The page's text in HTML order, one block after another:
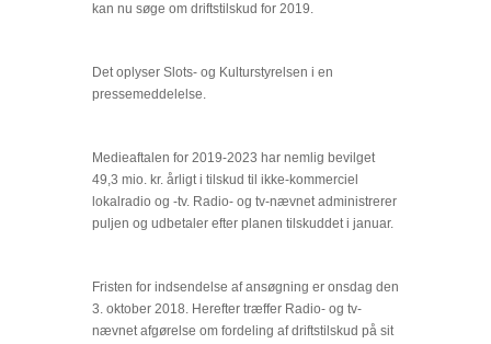
kan nu søge om driftstilskud for 2019.
Det oplyser Slots- og Kulturstyrelsen i en
pressemeddelelse.
Medieaftalen for 2019-2023 har nemlig bevilget
49,3 mio. kr. årligt i tilskud til ikke-kommerciel
lokalradio og -tv. Radio- og tv-nævnet administrerer
puljen og udbetaler efter planen tilskuddet i januar.
Fristen for indsendelse af ansøgning er onsdag den
3. oktober 2018. Herefter træffer Radio- og tv-
nævnet afgørelse om fordeling af driftstilskud på sit